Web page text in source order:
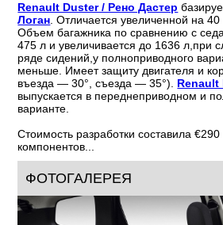
Renault Duster / Рено Дастер
Логан . Отличается увеличенной на
Объем багажника по сравнению с
475 л и увеличивается до 1636 л,при
ряде сидений,у полноприводного
меньше. Имеет защиту двигателя и
въезда — 30°, съезда — 35°). Renault
выпускается в переднеприводном и
варианте.
Стоимость разработки составила
компонентов...
ФОТОГАЛЕРЕЯ